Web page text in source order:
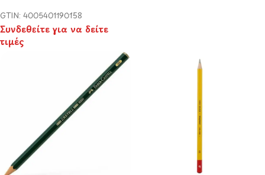
GTIN: 4005401190158
Συνδεθείτε για να δείτε
τιμές